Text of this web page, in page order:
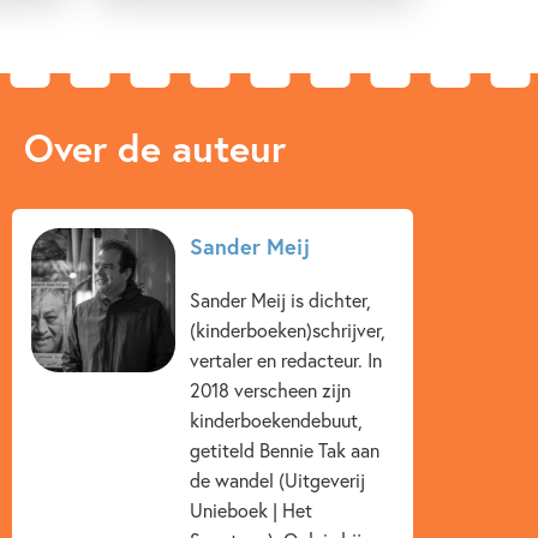
Over de auteur
Sander Meij
Sander Meij is dichter,
(kinderboeken)schrijver,
vertaler en redacteur. In
2018 verscheen zijn
kinderboekendebuut,
getiteld Bennie Tak aan
de wandel (Uitgeverij
Unieboek | Het